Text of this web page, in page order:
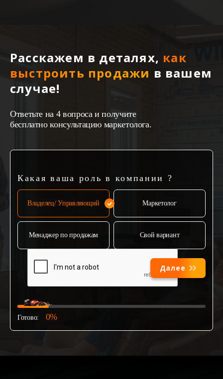
Расскажем в деталях, как
выстроить продажи в вашем
случае!
Ответьте на 4 вопроса и получите
бесплатно консультацию маркетолога.
Какая ваша роль в компании ?
Владелец/ Управляющий Маркетолог
Менаджер по продажам Свой вариант
Готово: 0%
Далее